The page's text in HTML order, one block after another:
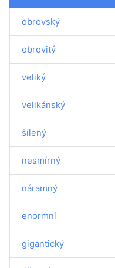
obrovský
obrovitý
veliký
velikánský
šílený
nesmírný
náramný
enormní
gigantický